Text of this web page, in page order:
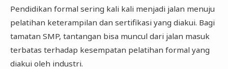
Pendidikan formal sering kali kali menjadi jalan menuju
pelatihan keterampilan dan sertifikasi yang diakui. Bagi
tamatan SMP, tantangan bisa muncul dari jalan masuk
terbatas terhadap kesempatan pelatihan formal yang
diakui oleh industri.